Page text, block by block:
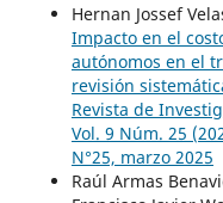
Hernan Jossef
Impacto en el
autónomos en el
revisión
Revista de
Vol. 9 Núm. 25
N°25, marzo 2025
Raúl Armas